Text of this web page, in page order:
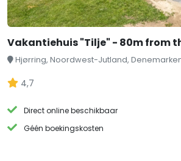
Vakantiehuis "Tilje" - 80m from
Hjørring, Noordwest-Jutland,
4,7
Direct online beschikbaar
Géén boekingskosten